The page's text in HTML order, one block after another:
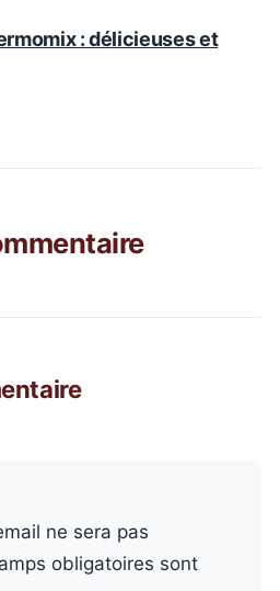
: délicieuses et
ne sera pas
obligatoires sont